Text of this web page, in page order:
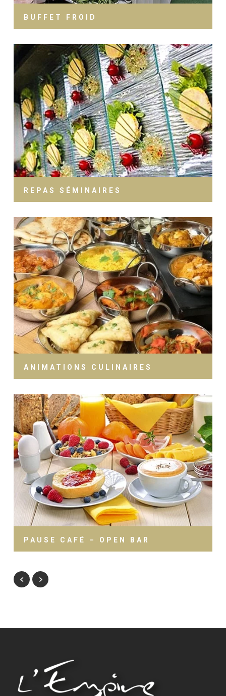
BUFFET FROID
REPAS SÉMINAIRES
ANIMATIONS CULINAIRES
PAUSE CAFÉ – OPEN BAR